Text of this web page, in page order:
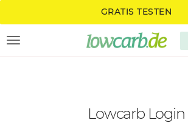
GRATIS TESTEN
TOGGLE NAVIGATION
Lowcarb Login